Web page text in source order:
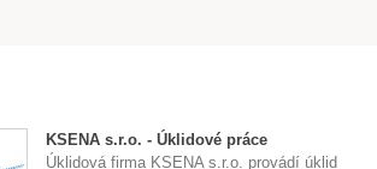
KSENA s.r.o. - Úklidové práce
Úklidová firma KSENA s.r.o. provádí úklid